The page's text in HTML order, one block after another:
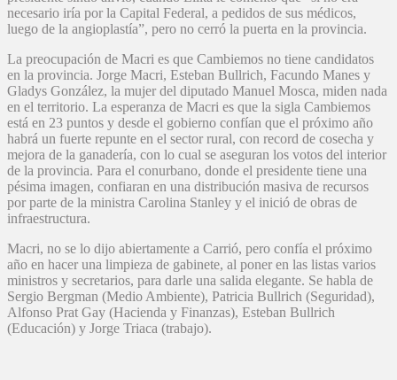
necesario iría por la Capital Federal, a pedidos de sus médicos,
luego de la angioplastía”, pero no cerró la puerta en la provincia.
La preocupación de Macri es que Cambiemos no tiene candidatos
en la provincia. Jorge Macri, Esteban Bullrich, Facundo Manes y
Gladys González, la mujer del diputado Manuel Mosca, miden nada
en el territorio. La esperanza de Macri es que la sigla Cambiemos
está en 23 puntos y desde el gobierno confían que el próximo año
habrá un fuerte repunte en el sector rural, con record de cosecha y
mejora de la ganadería, con lo cual se aseguran los votos del interior
de la provincia. Para el conurbano, donde el presidente tiene una
pésima imagen, confiaran en una distribución masiva de recursos
por parte de la ministra Carolina Stanley y el inició de obras de
infraestructura.
Macri, no se lo dijo abiertamente a Carrió, pero confía el próximo
año en hacer una limpieza de gabinete, al poner en las listas varios
ministros y secretarios, para darle una salida elegante. Se habla de
Sergio Bergman (Medio Ambiente), Patricia Bullrich (Seguridad),
Alfonso Prat Gay (Hacienda y Finanzas), Esteban Bullrich
(Educación) y Jorge Triaca (trabajo).